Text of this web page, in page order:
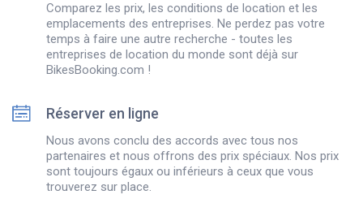
Comparez les prix, les conditions de location et les
emplacements des entreprises. Ne perdez pas votre
temps à faire une autre recherche - toutes les
entreprises de location du monde sont déjà sur
BikesBooking.com !
Réserver en ligne
Nous avons conclu des accords avec tous nos
partenaires et nous offrons des prix spéciaux. Nos prix
sont toujours égaux ou inférieurs à ceux que vous
trouverez sur place.